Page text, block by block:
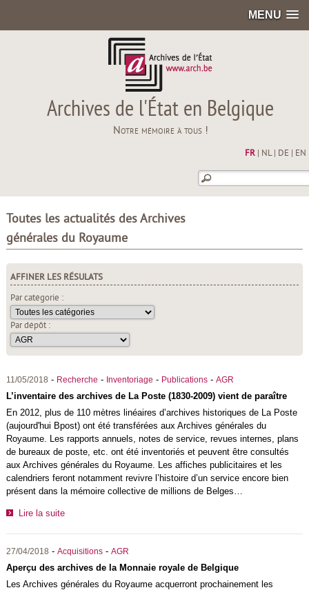
MENU
Archives de l'État en Belgique
Notre mémoire à tous !
FR| NL| DE EN
Toutes les actualités des Archives
générales du Royaume
AFFINER LES RÉSULATS
Par catégorie :
Par dépôt :
11/05/2018 - Recherche - Inventoriage - Publications- AGR
L’inventaire des archives de La Poste (1830-2009) vient de paraître
En 2012, plus de 110 mètres linéaires d’archives historiques de La Poste
(aujourd'hui Bpost) ont été transférées aux Archives générales du
Royaume. Les rapports annuels, notes de service, revues internes, plans
de bureaux de poste, etc. ont été inventoriés et peuvent être consultés
aux Archives générales du Royaume. Les affiches publicitaires et les
calendriers feront notamment revivre l’histoire d’un service encore bien
présent dans la mémoire collective de millions de Belges…
Lire la suite
27/04/2018 - Acquisitions- AGR
Aperçu des archives de la Monnaie royale de Belgique
Les Archives générales du Royaume acquerront prochainement les